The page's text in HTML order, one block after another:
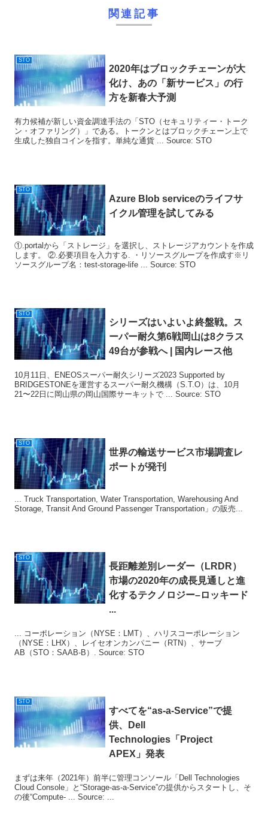
関連記事
STO
2020年はブロックチェーンが大
化け、あの「新サービス」の行
方を新春大予測
有力候補が新しい資金調達手法の「STO（セキュリティー・トーク
ン・オファリング）」である。トークンとはブロックチェーン上で
生成した独自コインを指す。単純な通貨 ... Source: STO
STO
Azure Blob serviceのライフサ
イクル管理を試してみる
①.portalから「ストレージ」を選択し、ストレージアカウントを作成
します。 ②.必要項目を入力する. ・リソースグループを作成す※リ
ソースグループ名：test-storage-life ... Source: STO
STO
シリーズはいよいよ終盤戦。ス
ーパー耐久第6戦岡山は8クラス
49台が参戦へ | 国内レース他
10月11日、ENEOSスーパー耐久シリーズ2023 Supported by
BRIDGESTONEを運営するスーパー耐久機構（S.T.O）は、10月
21〜22日に岡山県の岡山国際サーキットで ... Source: STO
STO
世界の輸送サービス市場調査レ
ポートが発刊
... Truck Transportation, Water Transportation, Warehousing And
Storage, Transit And Ground Passenger Transportation」の販売...
STO
長距離差別レーダー（LRDR）
市場の2020年の成長見通しと進
化するテクノロジー–ロッキード
...
... コーポレーション（NYSE：LMT）、ハリスコーポレーション
（NYSE：LHX）、レイセオンカンパニー（RTN）、サーブ
AB（STO：SAAB-B）. Source: STO
STO
すべてを“as-a-Service”で提
供、Dell
Technologies「Project
APEX」発表
まずは来年（2021年）前半に管理コンソール「Dell Technologies
Cloud Console」と“Storage-as-a-Service”の提供からスタートし、そ
の後“Compute- ... Source: ...